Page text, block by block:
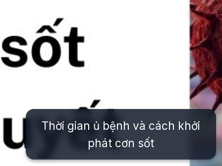
Thời gian ủ bệnh và cách khởi
phát cơn sốt